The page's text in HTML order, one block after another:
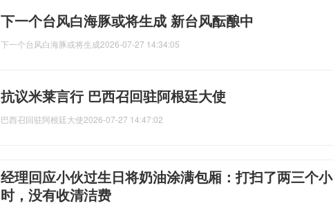
下一个台风白海豚或将生成 新台风酝酿中
下一个台风白海豚或将生成2026-07-27 14:34:05
抗议米莱言行 巴西召回驻阿根廷大使
巴西召回驻阿根廷大使2026-07-27 14:47:02
经理回应小伙过生日将奶油涂满包厢：打扫了两三个小
时，没有收清洁费